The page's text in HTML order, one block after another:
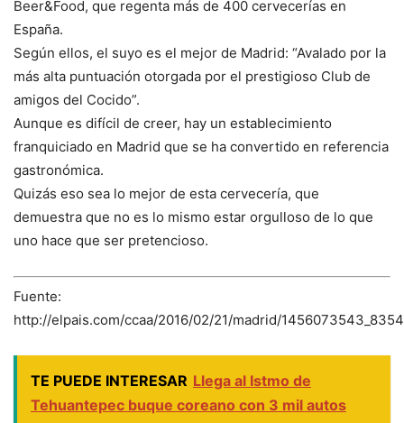
Beer&Food, que regenta más de 400 cervecerías en
España.
Según ellos, el suyo es el mejor de Madrid: “Avalado por la
más alta puntuación otorgada por el prestigioso Club de
amigos del Cocido”.
Aunque es difícil de creer, hay un establecimiento
franquiciado en Madrid que se ha convertido en referencia
gastronómica.
Quizás eso sea lo mejor de esta cervecería, que
demuestra que no es lo mismo estar orgulloso de lo que
uno hace que ser pretencioso.
Fuente:
http://elpais.com/ccaa/2016/02/21/madrid/
TE PUEDE INTERESAR Llega al Istmo de
Tehuantepec buque coreano con 3 mil autos